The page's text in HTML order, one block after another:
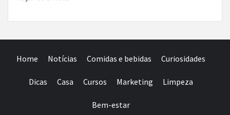
Home Notícias Comidas e bebidas Curiosidades
Dicas Casa Cursos Marketing Limpeza
Bem-estar